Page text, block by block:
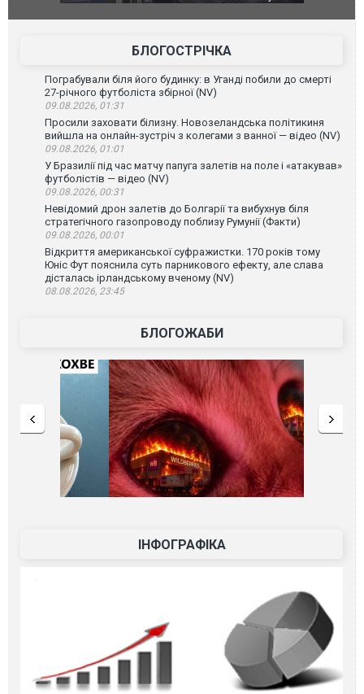
позашляховика Purosangue. ВІДЕО
фільму
БЛОГОСТРІЧКА
Пограбували біля його будинку: в Уганді побили до смерті
27-річного футболіста збірної (NV)
09.08.2026, 01:31
Просили заховати білизну. Новозеландська політикиня
вийшла на онлайн-зустріч з колегами з ванної — відео (NV)
09.08.2026, 01:01
У Бразилії під час матчу папуга залетів на поле і «атакував»
футболістів — відео (NV)
09.08.2026, 00:31
Невідомий дрон залетів до Болгарії та вибухнув біля
стратегічного газопроводу поблизу Румунії (Факти)
09.08.2026, 00:01
Відкриття американської суфражистки. 170 років тому
Юніс Фут пояснила суть парникового ефекту, але слава
дісталась ірландському вченому (NV)
08.08.2026, 23:45
БЛОГОЖАБИ
ІНФОГРАФІКА